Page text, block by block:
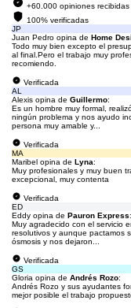
+60.000 opiniones recibidas
100% verificadas
JP
Juan Pedro opina de Home
Todo muy bien excepto el
al final.Pero el trabajo muy
recomiendo.
Verificada
AL
Alexis opina de Guillermo:
Es un hombre muy formal,
ningún problema y nos ayudo
persona muy amable y...
Verificada
MA
Maribel opina de Lyna:
Muy profesionales y muy buen
excepcional, muy contenta
Verificada
ED
Eddy opina de Pauron Express:
Muy agradecido con el servicio
resolutivos y aunque pactamos
ósmosis y nos dejaron...
Verificada
GS
Gloria opina de Andrés Rozo:
Andrés Rozo y sus ayudantes
mejor posible el trabajo